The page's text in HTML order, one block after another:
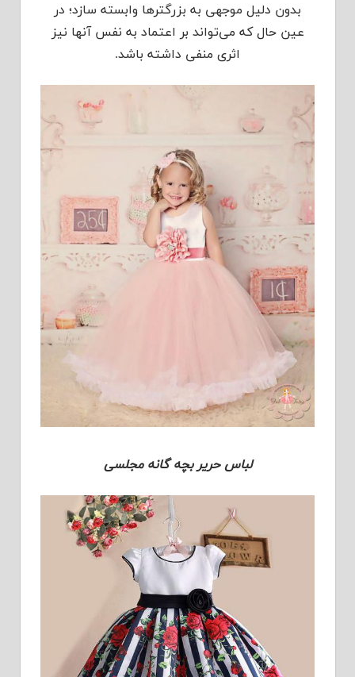
بدون دلیل موجهی به بزرگتر‌ها وابسته سازد؛ در
عین حال که می‌تواند بر اعتماد به نفس آنها نیز
اثری منفی داشته باشد.
لباس حریر بچه گانه مجلسی